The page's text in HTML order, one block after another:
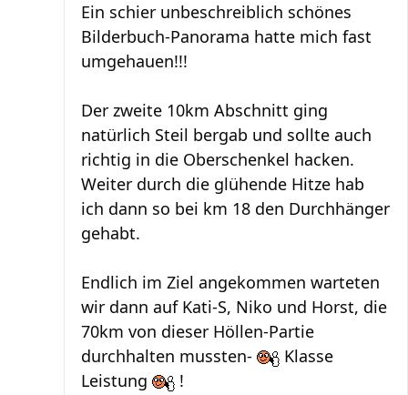
Ein schier unbeschreiblich schönes
Bilderbuch-Panorama hatte mich fast
umgehauen!!!
Der zweite 10km Abschnitt ging
natürlich Steil bergab und sollte auch
richtig in die Oberschenkel hacken.
Weiter durch die glühende Hitze hab
ich dann so bei km 18 den Durchhänger
gehabt.
Endlich im Ziel angekommen warteten
wir dann auf Kati-S, Niko und Horst, die
70km von dieser Höllen-Partie
durchhalten mussten-
Klasse
Leistung
!